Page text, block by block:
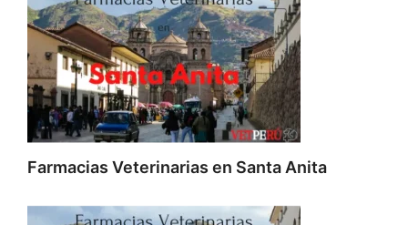
Farmacias Veterinarias en Santa Anita